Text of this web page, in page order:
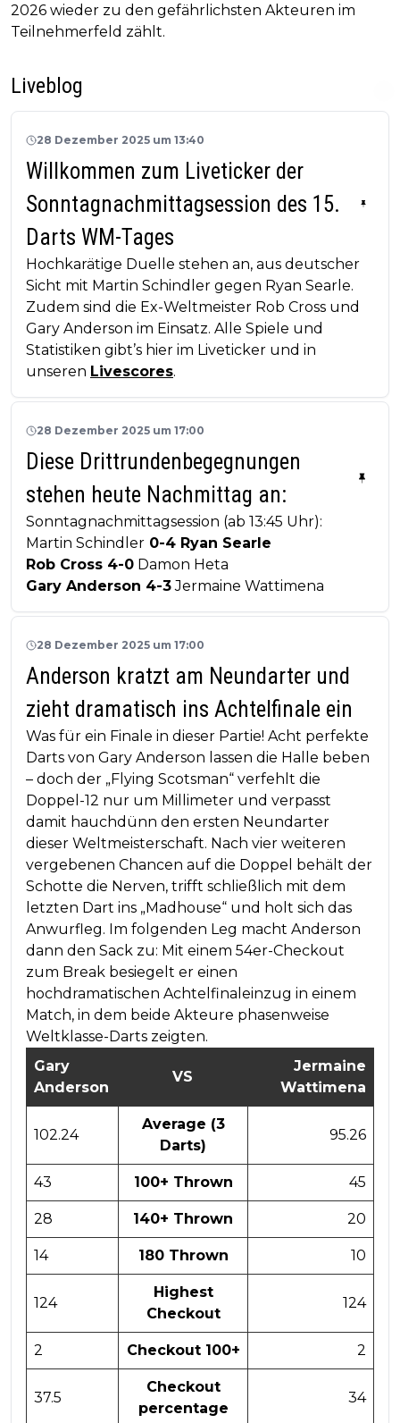
2026 wieder zu den gefährlichsten Akteuren im
Teilnehmerfeld zählt.
Liveblog
28 Dezember 2025 um 13:40
Willkommen zum Liveticker der
Sonntagnachmittagsession des 15.
Darts WM-Tages
Hochkarätige Duelle stehen an, aus deutscher
Sicht mit Martin Schindler gegen Ryan Searle.
Zudem sind die Ex-Weltmeister Rob Cross und
Gary Anderson im Einsatz. Alle Spiele und
Statistiken gibt’s hier im Liveticker und in
unseren Livescores.
28 Dezember 2025 um 17:00
Diese Drittrundenbegegnungen
stehen heute Nachmittag an:
Sonntagnachmittagsession (ab 13:45 Uhr):
Martin Schindler 0-4 Ryan Searle
Rob Cross 4-0 Damon Heta
Gary Anderson 4-3Jermaine Wattimena
28 Dezember 2025 um 17:00
Anderson kratzt am Neundarter und
zieht dramatisch ins Achtelfinale ein
Was für ein Finale in dieser Partie! Acht perfekte
Darts von Gary Anderson lassen die Halle beben
– doch der „Flying Scotsman“ verfehlt die
Doppel-12 nur um Millimeter und verpasst
damit hauchdünn den ersten Neundarter
dieser Weltmeisterschaft. Nach vier weiteren
vergebenen Chancen auf die Doppel behält der
Schotte die Nerven, trifft schließlich mit dem
letzten Dart ins „Madhouse“ und holt sich das
Anwurfleg. Im folgenden Leg macht Anderson
dann den Sack zu: Mit einem 54er-Checkout
zum Break besiegelt er einen
hochdramatischen Achtelfinaleinzug in einem
Match, in dem beide Akteure phasenweise
Weltklasse-Darts zeigten.
Gary
Anderson
VS
Jermaine
Wattimena
102.24
Average (3
Darts)
95.26
43 100+ Thrown 45
28 140+ Thrown 20
14 180 Thrown 10
124
Highest
Checkout
124
2 Checkout 100+ 2
37.5
Checkout
percentage
34